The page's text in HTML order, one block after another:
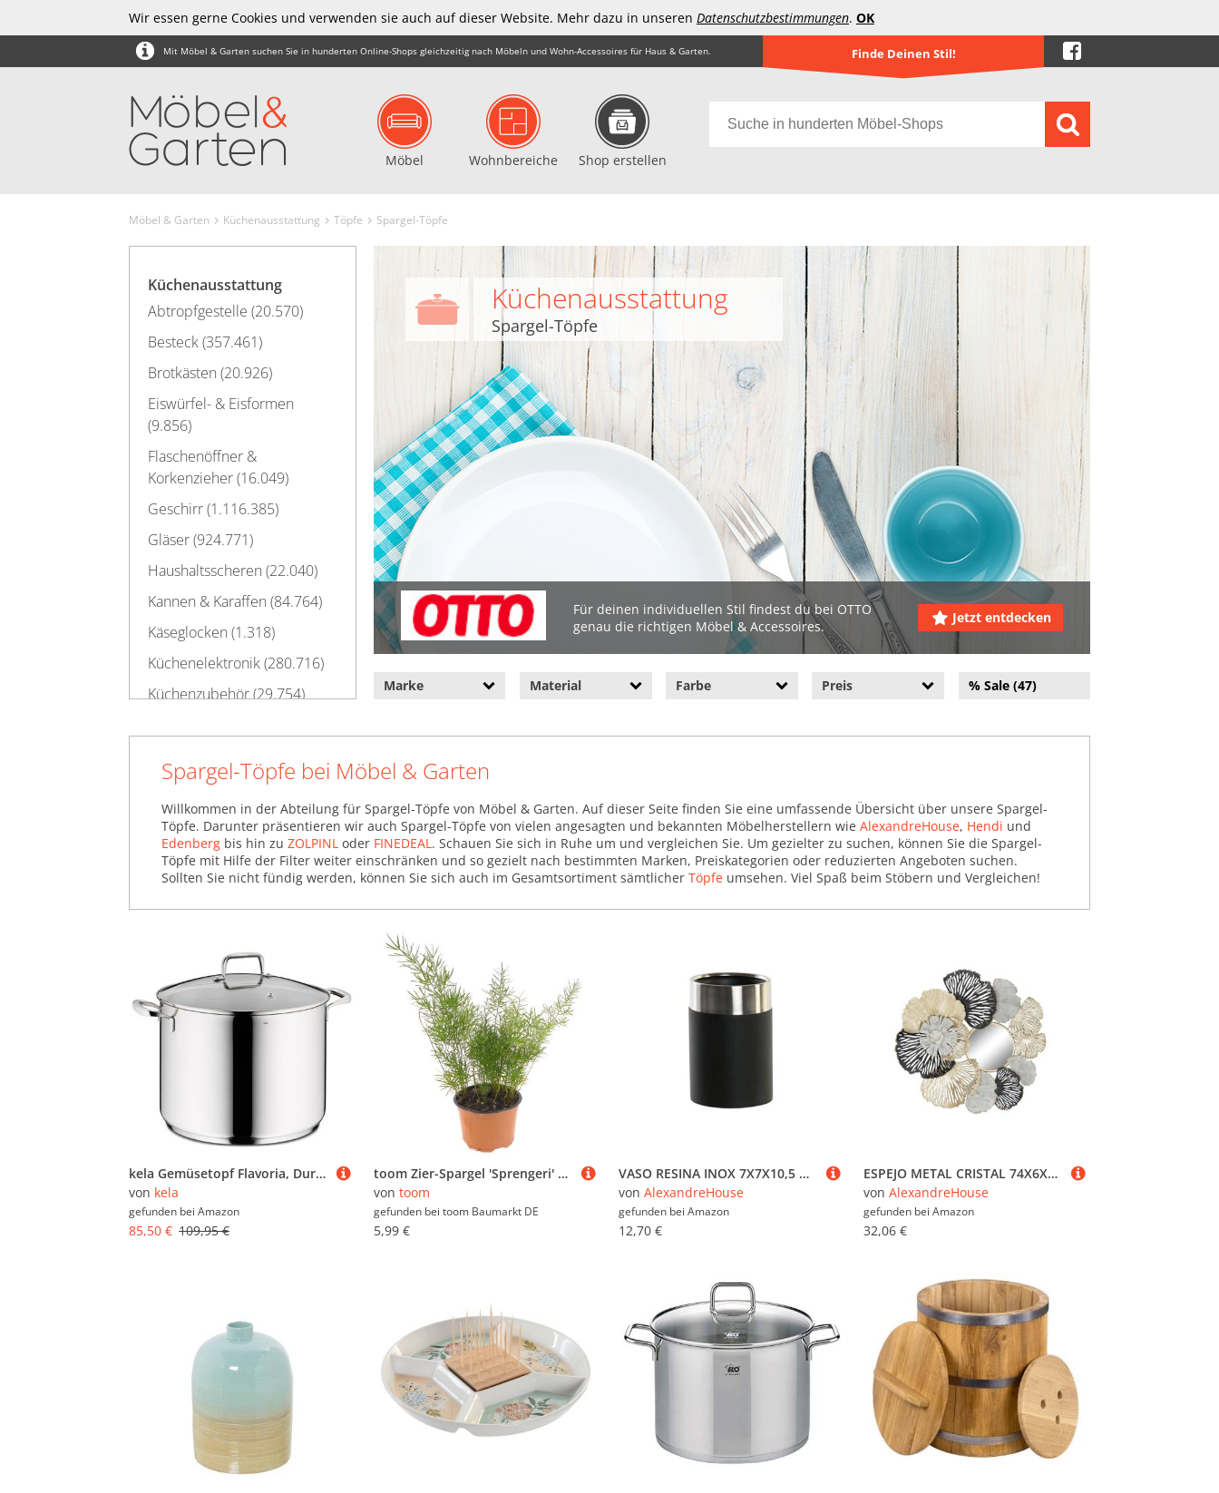
Wir essen gerne Cookies und verwenden sie auch auf dieser Website. Mehr dazu in unseren Datenschutzbestimmungen. OK
Mit Möbel & Garten suchen Sie in hunderten Online-Shops gleichzeitig nach Möbeln und Wohn-Accessoires für Haus & Garten. Finde Deinen Stil!
Möbel Wohnbereiche Shop erstellen
Möbel & Garten Küchenausstattung Töpfe Spargel-Töpfe
Küchenausstattung
Abtropfgestelle (20.570)
Besteck (357.461)
Brotkästen (20.926)
Eiswürfel- & Eisformen
(9.856)
Flaschenöffner &
Korkenzieher (16.049)
Geschirr (1.116.385)
Gläser (924.771)
Haushaltsscheren (22.040)
Kannen & Karaffen (84.764)
Käseglocken (1.318)
Küchenelektronik (280.716)
Küchenzubehör (29.754)
Mülleimer (69.607)
Ofenformen (135.625)
Pfannen (108.464)
Salz- & Pfefferstreuer
Servierschalen & -Formen
(30.006)
Tabletts (84.684)
Spaghetti-Töpfe (136)
Spargel-Töpfe (372)
Topf-Sets (7.462)
Küchenausstattung
Spargel-Töpfe
Für deinen individuellen Stil findest du bei OTTO
genau die richtigen Möbel & Accessoires.
Jetzt entdecken
Marke Material Farbe Preis % Sale (47)
Spargel-Töpfe bei Möbel & Garten
Willkommen in der Abteilung für Spargel-Töpfe von Möbel & Garten. Auf dieser Seite finden Sie eine umfassende Übersicht über unsere Spargel-
Töpfe. Darunter präsentieren wir auch Spargel-Töpfe von vielen angesagten und bekannten Möbelherstellern wie AlexandreHouse, Hendi und
Edenberg bis hin zu ZOLPINL oder FINEDEAL. Schauen Sie sich in Ruhe um und vergleichen Sie. Um gezielter zu suchen, können Sie die Spargel-
Töpfe mit Hilfe der Filter weiter einschränken und so gezielt nach bestimmten Marken, Preiskategorien oder reduzierten Angeboten suchen.
Sollten Sie nicht fündig werden, können Sie sich auch im Gesamtsortiment sämtlicher Töpfe umsehen. Viel Spaß beim Stöbern und Vergleichen!
kela Gemüsetopf Flavoria, Durchmesser 28 cm, 12,2 L, Edelstahl 18/10, Allherdboden, Glasdeckel mit Dampfloch, hitzebeständig bis 180° C mit Deckel, bis 220° C ohne Deckel, 10178
von kela
gefunden bei Amazon
85,50 € 109,95 €
toom Zier-Spargel 'Sprengeri' 12 cm Topf
von toom
gefunden bei toom Baumarkt DE
5,99 €
VASO RESINA INOX 7X7X10,5 NEGRO
von AlexandreHouse
gefunden bei Amazon
12,70 €
ESPEJO METAL CRISTAL 74X6X75 HOJAS DORADO
von AlexandreHouse
gefunden bei Amazon
32,06 €